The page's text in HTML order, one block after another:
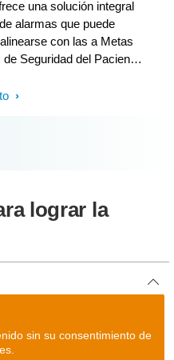
una solución integral
alarmas que puede
con las a Metas
de Seguridad del Paciente
enfocar sus esfuerzos de
lograr la
sin su consentimiento de